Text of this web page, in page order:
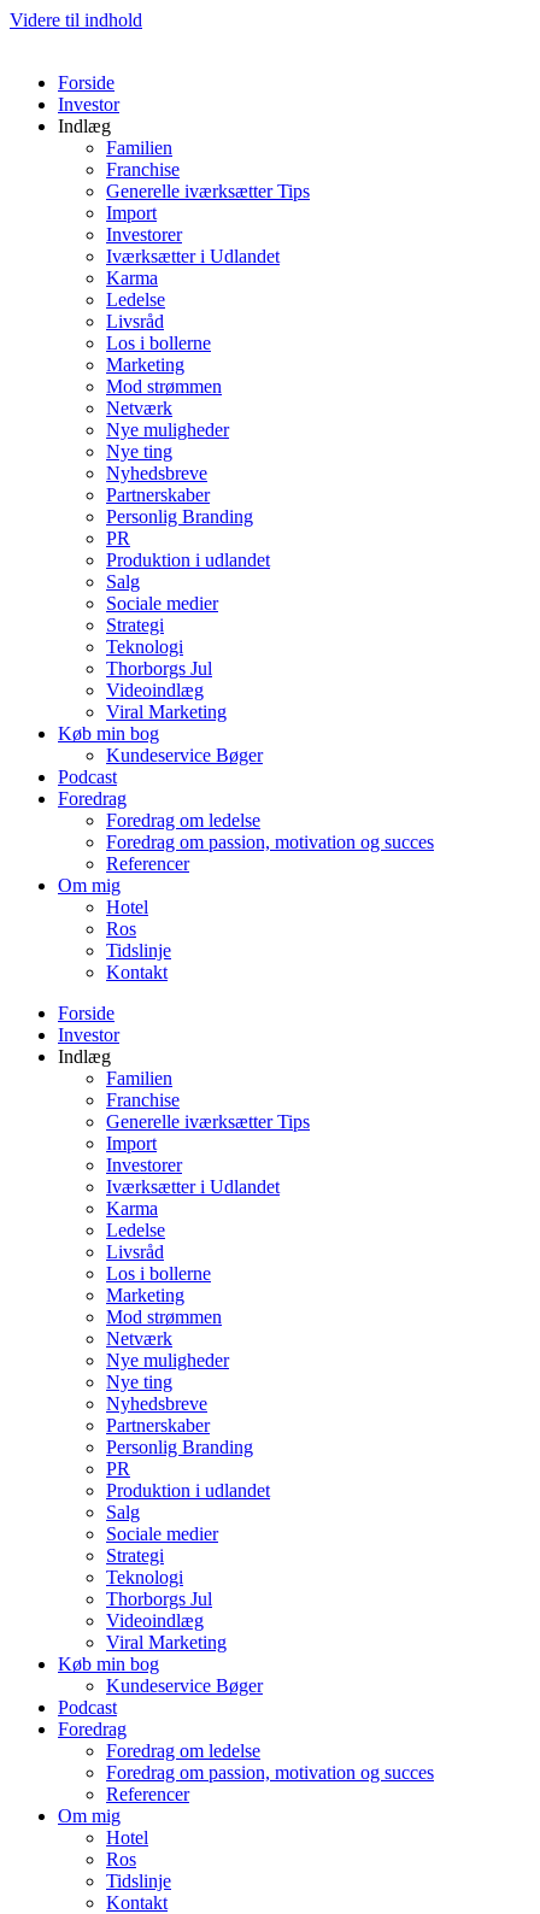
Videre til indhold
Forside
Investor
Indlæg
Familien
Franchise
Generelle iværksætter Tips
Import
Investorer
Iværksætter i Udlandet
Karma
Ledelse
Livsråd
Los i bollerne
Marketing
Mod strømmen
Netværk
Nye muligheder
Nye ting
Nyhedsbreve
Partnerskaber
Personlig Branding
PR
Produktion i udlandet
Salg
Sociale medier
Strategi
Teknologi
Thorborgs Jul
Videoindlæg
Viral Marketing
Køb min bog
Kundeservice Bøger
Podcast
Foredrag
Foredrag om ledelse
Foredrag om passion, motivation og succes
Referencer
Om mig
Hotel
Ros
Tidslinje
Kontakt
Forside
Investor
Indlæg
Familien
Franchise
Generelle iværksætter Tips
Import
Investorer
Iværksætter i Udlandet
Karma
Ledelse
Livsråd
Los i bollerne
Marketing
Mod strømmen
Netværk
Nye muligheder
Nye ting
Nyhedsbreve
Partnerskaber
Personlig Branding
PR
Produktion i udlandet
Salg
Sociale medier
Strategi
Teknologi
Thorborgs Jul
Videoindlæg
Viral Marketing
Køb min bog
Kundeservice Bøger
Podcast
Foredrag
Foredrag om ledelse
Foredrag om passion, motivation og succes
Referencer
Om mig
Hotel
Ros
Tidslinje
Kontakt